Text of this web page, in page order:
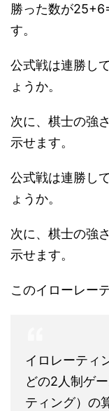
勝った数が
す。
公式戦は連勝し
ょうか。
次に、棋士の強
示せます。
公式戦は連勝し
ょうか。
次に、棋士の強
示せます。
このイローレー
イロレーティ
どの2人制ゲ
ティング）の